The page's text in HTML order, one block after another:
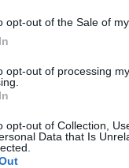
opt-out of the Sale of
opt-out of processing
opt-out of Collection,
Data that Is